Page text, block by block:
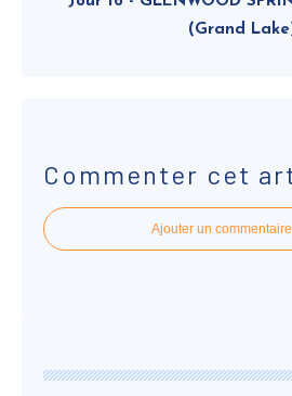
(Grand
Commenter cet
Ajouter un commentaire